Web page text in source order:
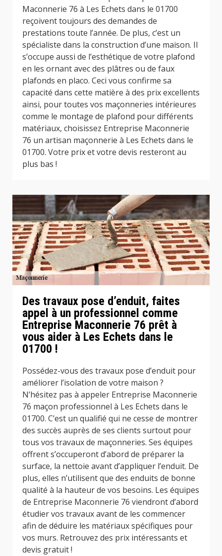
Maconnerie 76 à Les Echets dans le 01700
reçoivent toujours des demandes de
prestations toute l’année. De plus, c’est un
spécialiste dans la construction d’une maison. Il
s’occupe aussi de l’esthétique de votre plafond
en les ornant avec des plâtres ou de faux
plafonds en placo. Ceci vous confirme sa
capacité dans cette matière à des prix excellents
ainsi, pour toutes vos maçonneries intérieures
comme le montage de plafond pour différents
matériaux, choisissez Entreprise Maconnerie
76 un artisan maçonnerie à Les Echets dans le
01700. Votre prix et votre devis resteront au
plus bas !
Des travaux pose d’enduit, faites
appel à un professionnel comme
Entreprise Maconnerie 76 prêt à
vous aider à Les Echets dans le
01700 !
Possédez-vous des travaux pose d’enduit pour
améliorer l’isolation de votre maison ?
N’hésitez pas à appeler Entreprise Maconnerie
76 maçon professionnel à Les Echets dans le
01700. C’est un qualifié qui ne cesse de montrer
des succès auprès de ses clients surtout pour
tous vos travaux de maçonneries. Ses équipes
offrent s’occuperont d’abord de préparer la
surface, la nettoie avant d’appliquer l’enduit. De
plus, elles n’utilisent que des enduits de bonne
qualité à la hauteur de vos besoins. Les équipes
de Entreprise Maconnerie 76 viendront d’abord
étudier vos travaux avant de les commencer
afin de déduire les matériaux spécifiques pour
vos murs. Retrouvez des prix intéressants et
devis gratuit !